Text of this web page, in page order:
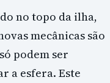
no topo da ilha,
mecânicas são
podem ser
a esfera. Este